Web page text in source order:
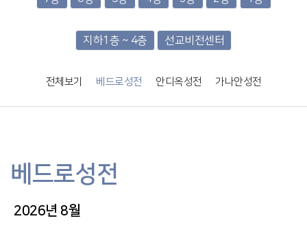
지하1층 ~ 4층 선교비전센터
전체보기 베드로성전 안디옥성전 가나안성전
베드로성전
2026년 8월